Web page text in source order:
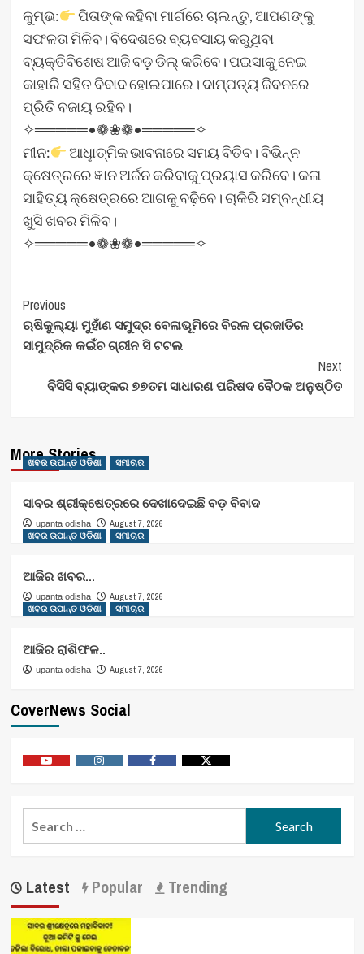
କୁମ୍ଭ:
ପିତାଙ୍କ କହିବା ମାର୍ଗରେ ଚାଲନ୍ତୁ, ଆପଣଙ୍କୁ
ସଫଳତା ମିଳିବ। ବିଦେଶରେ ବ୍ୟବସାୟ କରୁଥିବା
ବ୍ୟକ୍ତିବିଶେଷ ଆଜି ବଡ଼ ଡିଲ୍‌ କରିବେ। ପଇସାକୁ ନେଇ
କାହାରି ସହିତ ବିବାଦ ହୋଇପାରେ। ଦାମ୍ପତ୍ୟ ଜିବନରେ
ପ୍ରିତି ବଜାୟ ରହିବ।
✧═════•❁❀❁•═════✧
ମୀନ:
ଆଧୢାତ୍ମିକ ଭାବନାରେ ସମୟ ବିତିବ। ବିଭିନ୍ନ
କ୍ଷେତ୍ରରେ ଜ୍ଞାନ ଅର୍ଜନ କରିବାକୁ ପ୍ରୟାସ କରିବେ। କଳା
ସାହିତ୍ୟ କ୍ଷେତ୍ରରେ ଆଗକୁ ବଢ଼ିବେ। ଚାକିରି ସମ୍ବନ୍ଧୀୟ
ଖୁସି ଖବର ମିଳିବ।
✧═════•❁❀❁•═════✧
Post
Navigation
Previous
ଋଷିକୁଲ୍ୟା ମୁହାଁଣ ସମୁଦ୍ର ବେଳାଭୂମିରେ ବିରଳ ପ୍ରଜାତିର
ସାମୁଦ୍ରିକ କଇଁଚ ଗ୍ରୀନ ସି ଟଟଲ
Next
ବିସିସି ବ୍ୟାଙ୍କର ୭୭ତମ ସାଧାରଣ ପରିଷଦ ବୈଠକ ଅନୁଷ୍ଠିତ
More Stories
ଖବର ଉପାନ୍ତ ଓଡିଶା ସମାଚାର
ସାବର ଶ୍ରୀକ୍ଷେତ୍ରରେ ଦେଖାଦେଇଛି ବଡ଼ ବିବାଦ
upanta odisha
August 7, 2026
ଖବର ଉପାନ୍ତ ଓଡିଶା
ସମାଚାର
ଆଜିର ଖବର…
upanta odisha
August 7, 2026
ଖବର ଉପାନ୍ତ ଓଡିଶା
ସମାଚାର
ଆଜିର ରାଶିଫଳ..
upanta odisha August 7, 2026
CoverNews Social
Latest Popular Trending